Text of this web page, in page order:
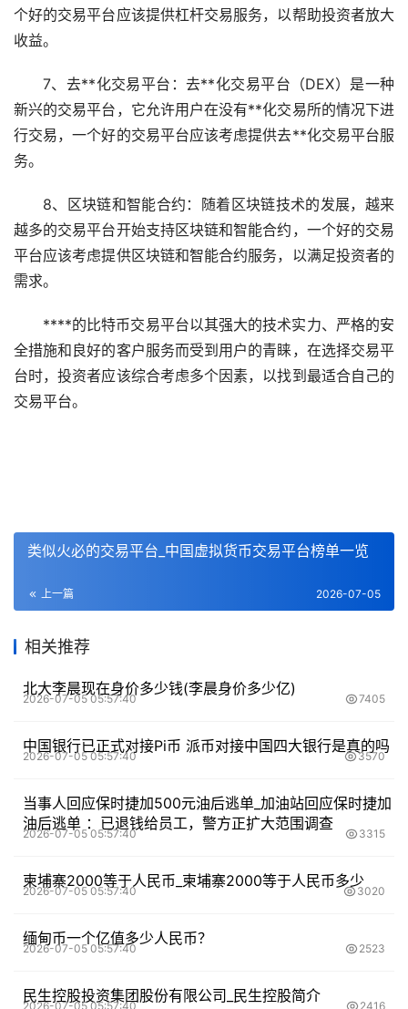
个好的交易平台应该提供杠杆交易服务，以帮助投资者放大
收益。
7、去**化交易平台：去**化交易平台（DEX）是一种
新兴的交易平台，它允许用户在没有**化交易所的情况下进
行交易，一个好的交易平台应该考虑提供去**化交易平台服
务。
8、区块链和智能合约：随着区块链技术的发展，越来
越多的交易平台开始支持区块链和智能合约，一个好的交易
平台应该考虑提供区块链和智能合约服务，以满足投资者的
需求。
****的比特币交易平台以其强大的技术实力、严格的安
全措施和良好的客户服务而受到用户的青睐，在选择交易平
台时，投资者应该综合考虑多个因素，以找到最适合自己的
交易平台。
类似火必的交易平台_中国虚拟货币交易平台榜单一览
上一篇 2026-07-05
相关推荐
北大李晨现在身价多少钱(李晨身价多少亿)
2026-07-05 05:57:40 7405
中国银行已正式对接Pi币 派币对接中国四大银行是真的吗
2026-07-05 05:57:40 3570
当事人回应保时捷加500元油后逃单_加油站回应保时捷加
油后逃单 ：已退钱给员工，警方正扩大范围调查
2026-07-05 05:57:40 3315
柬埔寨2000等于人民币_柬埔寨2000等于人民币多少
2026-07-05 05:57:40 3020
缅甸币一个亿值多少人民币？
2026-07-05 05:57:40 2523
民生控股投资集团股份有限公司_民生控股简介
2026-07-05 05:57:40 2416